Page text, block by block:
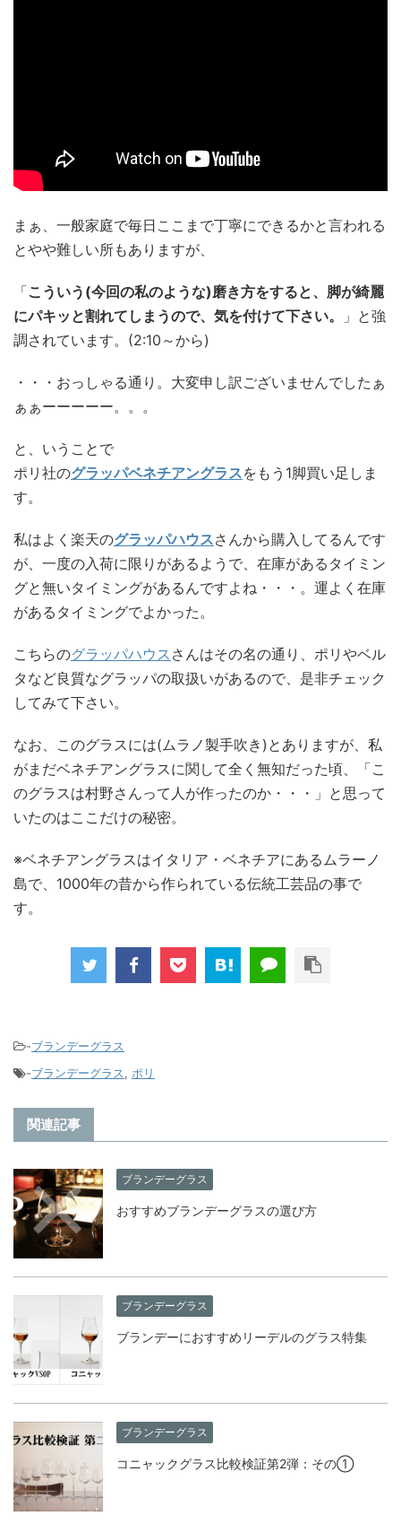
まぁ、一般家庭で毎日ここまで丁寧にできるかと言われる
とやや難しい所もありますが、
「こういう(今回の私のような)磨き方をすると、脚が綺麗
にパキッと割れてしまうので、気を付けて下さい。
」と強
調されています。(2:10～から)
・・・おっしゃる通り。大変申し訳ございませんでしたぁ
ぁぁーーーーー。。。
と、いうことで
ポリ社のグラッパベネチアングラスをもう1脚買い足しま
す。
私はよく楽天のグラッパハウスさんから購入してるんです
が、一度の入荷に限りがあるようで、在庫があるタイミン
グと無いタイミングがあるんですよね・・・。運よく在庫
があるタイミングでよかった。
こちらのグラッパハウス さんはその名の通り、ポリやベル
タなど良質なグラッパの取扱いがあるので、是非チェック
してみて下さい。
なお、このグラスには(ムラノ製手吹き)とありますが、私
がまだベネチアングラスに関して全く無知だった頃、「こ
のグラスは村野さんって人が作ったのか・・・」と思って
いたのはここだけの秘密。
※ベネチアングラスはイタリア・ベネチアにあるムラーノ
島で、1000年の昔から作られている伝統工芸品の事で
す。
-ブランデーグラス
-ブランデーグラス, ポリ
関連記事
ブランデーグラス
おすすめブランデーグラスの選び方
ブランデーグラス
ブランデーにおすすめリーデルのグラス特集
ブランデーグラス
コニャックグラス比較検証第2弾：その①